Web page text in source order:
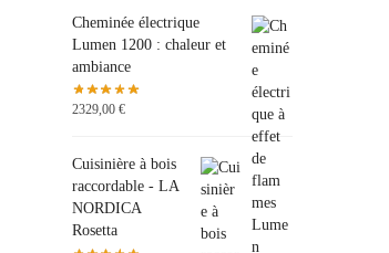
Cheminée électrique
Lumen 1200 : chaleur et
ambiance
2329,00€
Cuisinière à bois
raccordable - LA
NORDICA
Rosetta